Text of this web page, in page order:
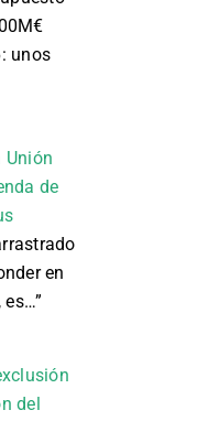
unos
Unión
de
en
es…”
del